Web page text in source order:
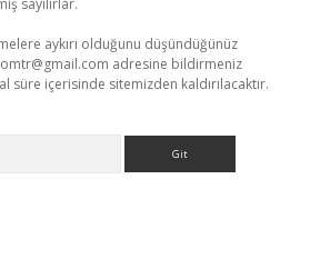
sayılırlar.
aykırı olduğunu düşündüğünüz
adresine bildirmeniz
süre içerisinde sitemizden kaldırılacaktır.